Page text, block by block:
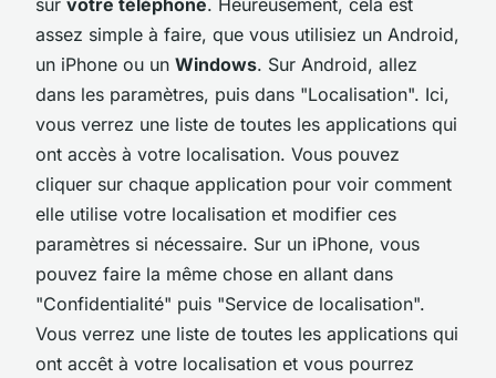
assez simple à faire, que vous utilisiez un Android,
un iPhone ou un Windows. Sur Android, allez
dans les paramètres, puis dans "Localisation". Ici,
vous verrez une liste de toutes les applications qui
ont accès à votre localisation. Vous pouvez
cliquer sur chaque application pour voir comment
elle utilise votre localisation et modifier ces
paramètres si nécessaire. Sur un iPhone, vous
pouvez faire la même chose en allant dans
"Confidentialité" puis "Service de localisation".
Vous verrez une liste de toutes les applications qui
ont accêt à votre localisation et vous pourrez